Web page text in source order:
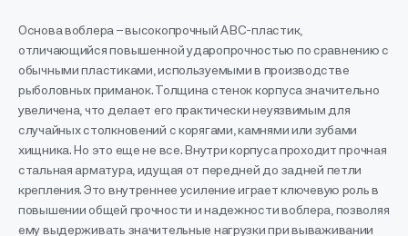
Основа воблера – высокопрочный АВС-пластик,
отличающийся повышенной ударопрочностью по сравнению с
обычными пластиками, используемыми в производстве
рыболовных приманок. Толщина стенок корпуса значительно
увеличена, что делает его практически неуязвимым для
случайных столкновений с корягами, камнями или зубами
хищника. Но это еще не все. Внутри корпуса проходит прочная
стальная арматура, идущая от передней до задней петли
крепления. Это внутреннее усиление играет ключевую роль в
повышении общей прочности и надежности воблера, позволяя
ему выдерживать значительные нагрузки при вываживании